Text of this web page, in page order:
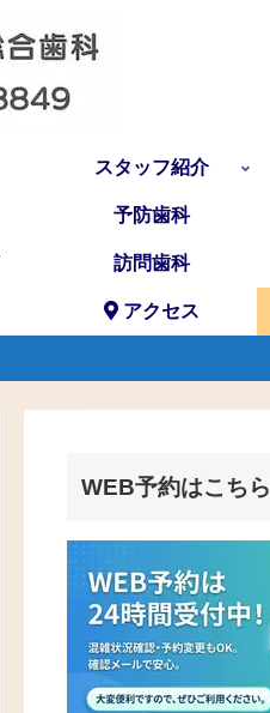
スタッフ紹介
予防歯科
訪問歯科
アクセス
WEB予約はこちら